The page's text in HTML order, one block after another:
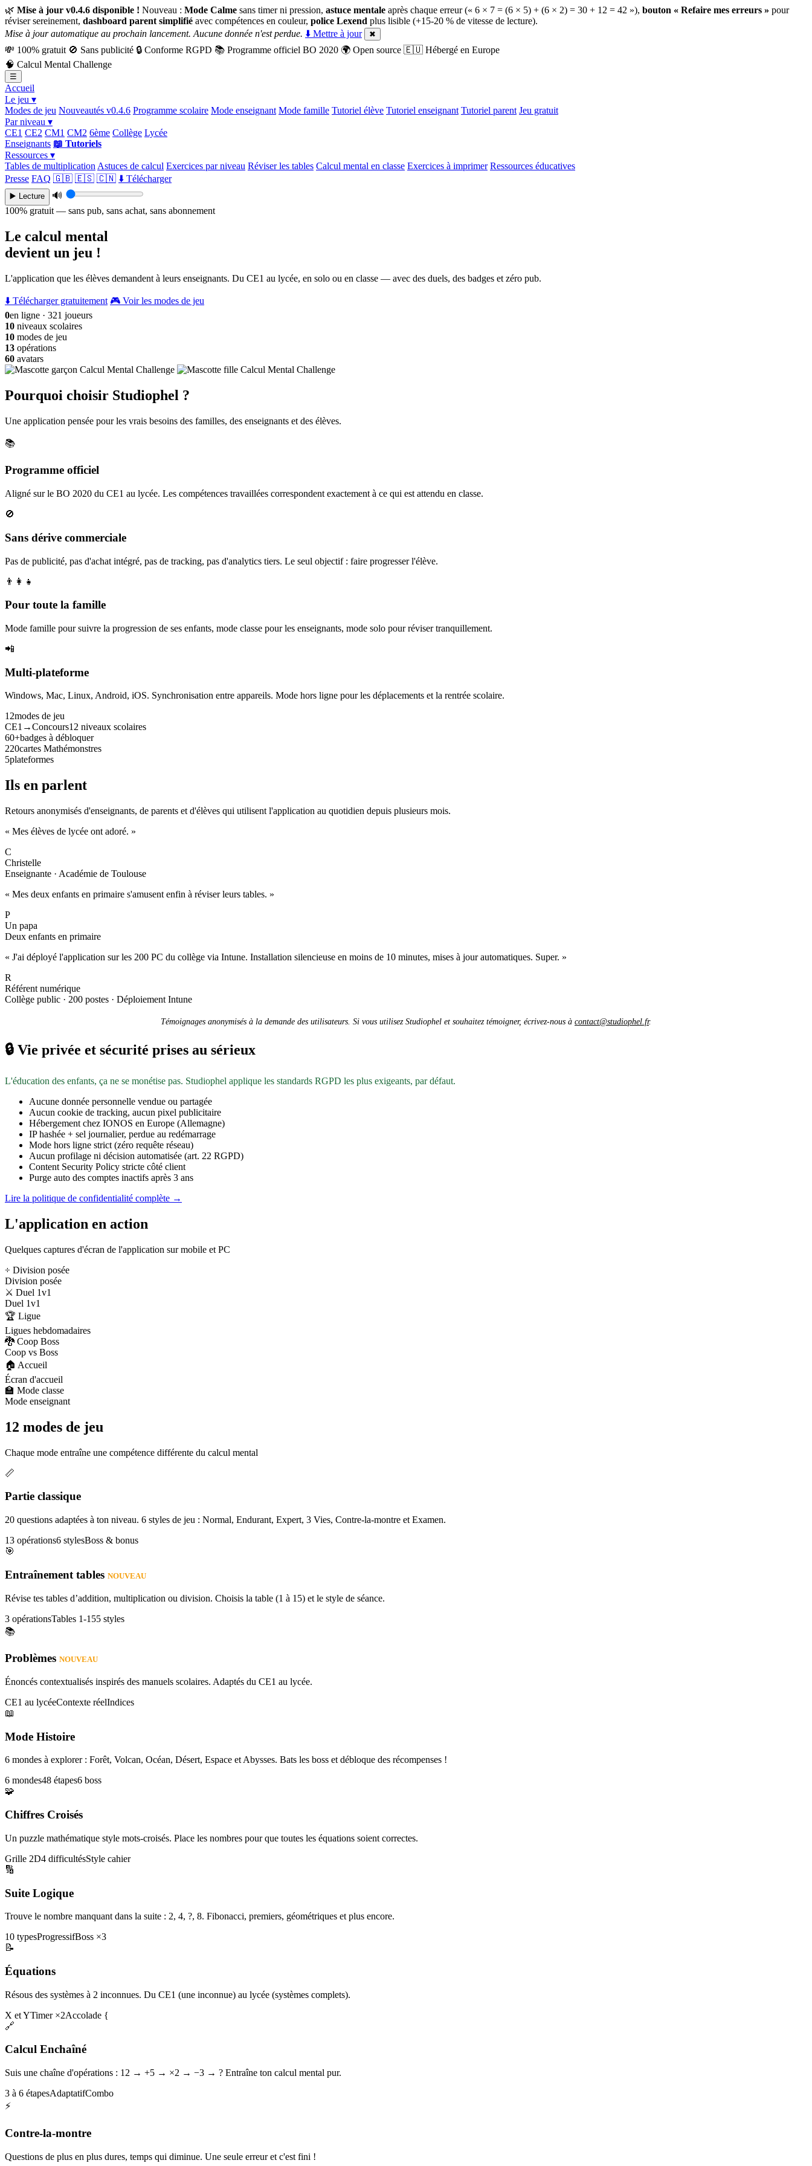
🌿 Mise à jour v0.4.6 disponible ! Nouveau : Mode Calme sans timer ni pression, astuce mentale après chaque erreur (« 6 × 7 = (6 × 5) + (6 × 2) = 30 + 12 = 42 »), bouton « Refaire mes erreurs » pour
réviser sereinement, dashboard parent simplifié avec compétences en couleur, police Lexend plus lisible (+15-20 % de vitesse de lecture).
Mise à jour automatique au prochain lancement. Aucune donnée n'est perdue. ⬇️ Mettre à jour ✖
💸 100% gratuit 🚫 Sans publicité 🔒 Conforme RGPD 📚 Programme officiel BO 2020 🌍 Open source 🇪🇺 Hébergé en Europe
🧠 Calcul Mental Challenge
☰
Accueil
Le jeu ▾
Modes de jeu Nouveautés v0.4.6 Programme scolaire Mode enseignant Mode famille Tutoriel élève Tutoriel enseignant Tutoriel parent Jeu gratuit
Par niveau ▾
CE1 CE2 CM1 CM2 6ème Collège Lycée
Enseignants 📖 Tutoriels
Ressources ▾
Tables de multiplication Astuces de calcul Exercices par niveau Réviser les tables Calcul mental en classe Exercices à imprimer Ressources éducatives
Presse FAQ 🇬🇧 🇪🇸 🇨🇳 ⬇️ Télécharger
▶️ Lecture
🔊
100% gratuit — sans pub, sans achat, sans abonnement
Le calcul mental
devient un jeu !
L'application que les élèves demandent à leurs enseignants. Du CE1 au lycée, en solo ou en classe — avec des duels, des badges et zéro pub.
⬇️ Télécharger gratuitement 🎮 Voir les modes de jeu
0en ligne · 321 joueurs
10 niveaux scolaires
10 modes de jeu
13 opérations
60 avatars
Pourquoi choisir Studiophel ?
Une application pensée pour les vrais besoins des familles, des enseignants et des élèves.
📚
Programme officiel
Aligné sur le BO 2020 du CE1 au lycée. Les compétences travaillées correspondent exactement à ce qui est attendu en classe.
🚫
Sans dérive commerciale
Pas de publicité, pas d'achat intégré, pas de tracking, pas d'analytics tiers. Le seul objectif : faire progresser l'élève.
👨‍👩‍👧
Pour toute la famille
Mode famille pour suivre la progression de ses enfants, mode classe pour les enseignants, mode solo pour réviser tranquillement.
📲
Multi-plateforme
Windows, Mac, Linux, Android, iOS. Synchronisation entre appareils. Mode hors ligne pour les déplacements et la rentrée scolaire.
12modes de jeu
CE1→Concours12 niveaux scolaires
60+badges à débloquer
220cartes Mathémonstres
5plateformes
Ils en parlent
Retours anonymisés d'enseignants, de parents et d'élèves qui utilisent l'application au quotidien depuis plusieurs mois.
« Mes élèves de lycée ont adoré. »
C
Christelle
Enseignante · Académie de Toulouse
« Mes deux enfants en primaire s'amusent enfin à réviser leurs tables. »
P
Un papa
Deux enfants en primaire
« J'ai déployé l'application sur les 200 PC du collège via Intune. Installation silencieuse en moins de 10 minutes, mises à jour automatiques. Super. »
R
Référent numérique
Collège public · 200 postes · Déploiement Intune
Témoignages anonymisés à la demande des utilisateurs. Si vous utilisez Studiophel et souhaitez témoigner, écrivez-nous à contact@studiophel.fr.
🔒 Vie privée et sécurité prises au sérieux
L'éducation des enfants, ça ne se monétise pas. Studiophel applique les standards RGPD les plus exigeants, par défaut.
Aucune donnée personnelle vendue ou partagée
Aucun cookie de tracking, aucun pixel publicitaire
Hébergement chez IONOS en Europe (Allemagne)
IP hashée + sel journalier, perdue au redémarrage
Mode hors ligne strict (zéro requête réseau)
Aucun profilage ni décision automatisée (art. 22 RGPD)
Content Security Policy stricte côté client
Purge auto des comptes inactifs après 3 ans
Lire la politique de confidentialité complète →
L'application en action
Quelques captures d'écran de l'application sur mobile et PC
÷ Division posée
Division posée
⚔️ Duel 1v1
Duel 1v1
🏆 Ligue
Ligues hebdomadaires
🐉 Coop Boss
Coop vs Boss
🏠 Accueil
Écran d'accueil
🏫 Mode classe
Mode enseignant
12 modes de jeu
Chaque mode entraîne une compétence différente du calcul mental
📏
Partie classique
20 questions adaptées à ton niveau. 6 styles de jeu : Normal, Endurant, Expert, 3 Vies, Contre-la-montre et Examen.
13 opérations6 stylesBoss & bonus
🎯
Entraînement tables NOUVEAU
Révise tes tables d’addition, multiplication ou division. Choisis la table (1 à 15) et le style de séance.
3 opérationsTables 1-155 styles
📚
Problèmes NOUVEAU
Énoncés contextualisés inspirés des manuels scolaires. Adaptés du CE1 au lycée.
CE1 au lycéeContexte réelIndices
📖
Mode Histoire
6 mondes à explorer : Forêt, Volcan, Océan, Désert, Espace et Abysses. Bats les boss et débloque des récompenses !
6 mondes48 étapes6 boss
🧩
Chiffres Croisés
Un puzzle mathématique style mots-croisés. Place les nombres pour que toutes les équations soient correctes.
Grille 2D4 difficultésStyle cahier
🔢
Suite Logique
Trouve le nombre manquant dans la suite : 2, 4, ?, 8. Fibonacci, premiers, géométriques et plus encore.
10 typesProgressifBoss ×3
📝
Équations
Résous des systèmes à 2 inconnues. Du CE1 (une inconnue) au lycée (systèmes complets).
X et YTimer ×2Accolade {
🔗
Calcul Enchaîné
Suis une chaîne d'opérations : 12 → +5 → ×2 → −3 → ? Entraîne ton calcul mental pur.
3 à 6 étapesAdaptatifCombo
⚡
Contre-la-montre
Questions de plus en plus dures, temps qui diminue. Une seule erreur et c'est fini !